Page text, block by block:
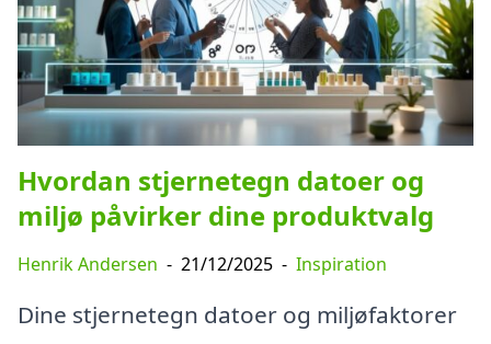
Hvordan stjernetegn datoer og
miljø påvirker dine produktvalg
Henrik Andersen - 21/12/2025 - Inspiration
Dine stjernetegn datoer og miljøfaktorer